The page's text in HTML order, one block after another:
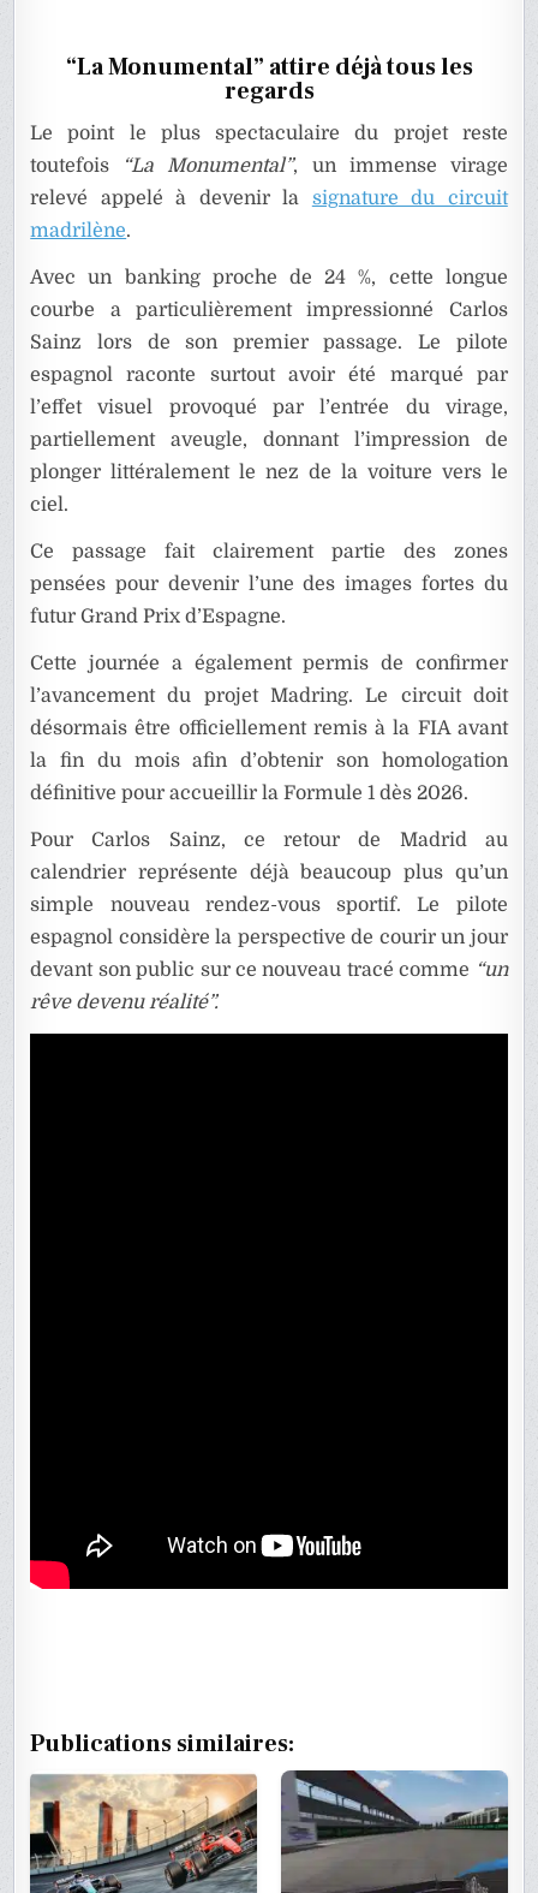
“La Monumental” attire déjà tous les
regards
Le point le plus spectaculaire du projet reste
toutefois
“La Monumental”, un immense virage
relevé appelé à devenir la signature du circuit
madrilène.
Avec un banking proche de 24 %, cette longue
courbe a particulièrement impressionné Carlos
Sainz lors de son premier passage. Le pilote
espagnol raconte surtout avoir été marqué par
l’effet visuel provoqué par l’entrée du virage,
partiellement aveugle, donnant l’impression de
plonger littéralement le nez de la voiture vers le
ciel.
Ce passage fait clairement partie des zones
pensées pour devenir l’une des images fortes du
futur Grand Prix d’Espagne.
Cette journée a également permis de confirmer
l’avancement du projet Madring. Le circuit doit
désormais être officiellement remis à la FIA avant
la fin du mois afin d’obtenir son homologation
définitive pour accueillir la Formule 1 dès 2026.
Pour Carlos Sainz, ce retour de Madrid au
calendrier représente déjà beaucoup plus qu’un
simple nouveau rendez-vous sportif. Le pilote
espagnol considère la perspective de courir un jour
devant son public sur ce nouveau tracé comme “un
rêve devenu réalité”.
Publications similaires: